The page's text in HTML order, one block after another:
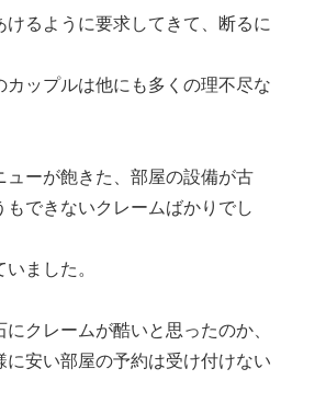
るように要求してきて、断るに
ップルは他にも多くの理不尽な
ューが飽きた、部屋の設備が古
できないクレームばかりでし
ました。
クレームが酷いと思ったのか、
安い部屋の予約は受け付けない